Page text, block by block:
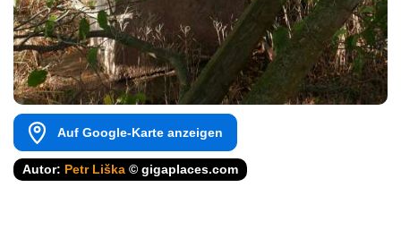
Auf Google-Karte anzeigen
Autor: Petr Liška © gigaplaces.com